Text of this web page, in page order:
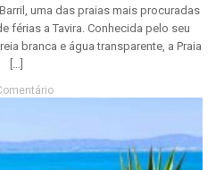
uma das praias mais procuradas
férias a Tavira. Conhecida pelo seu
branca e água transparente, a Praia